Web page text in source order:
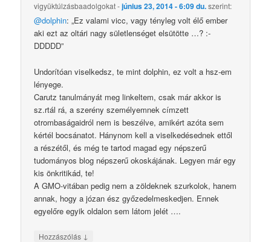
vigyüktúlzásbaadolgokat-június 23, 2014 - 6:09 du.szerint:
@dolphin: „Ez valami vicc, vagy tényleg volt élő ember
aki ezt az oltári nagy sületlenséget elsütötte …? :-
DDDDD”
Undorítóan viselkedsz, te mint dolphin, ez volt a hsz-em
lényege.
Carutz tanulmányát meg linkeltem, csak már akkor is
sz.rtál rá, a szerény személyemnek címzett
otrombaságaidról nem is beszélve, amikért azóta sem
kértél bocsánatot. Hánynom kell a viselkedésednek ettől
a részétől, és még te tartod magad egy népszerű
tudományos blog népszerű okoskájának. Legyen már egy
kis önkritikád, te!
A GMO-vitában pedig nem a zöldeknek szurkolok, hanem
annak, hogy a józan ész győzedelmeskedjen. Ennek
egyelőre egyik oldalon sem látom jelét ….
Hozzászólás ↓